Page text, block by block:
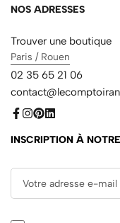
NOS ADRESSES
Trouver une boutique
Paris / Rouen
02 35 65 21 06
INSCRIPTION À